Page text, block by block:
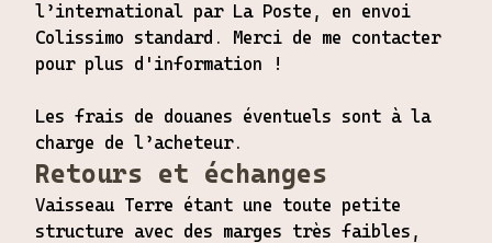
l’international par La Poste, en envoi
Colissimo standard. Merci de me contacter
pour plus d'information !
Les frais de douanes éventuels sont à la
charge de l’acheteur.
Retours et échanges
Vaisseau Terre étant une toute petite
structure avec des marges très faibles,